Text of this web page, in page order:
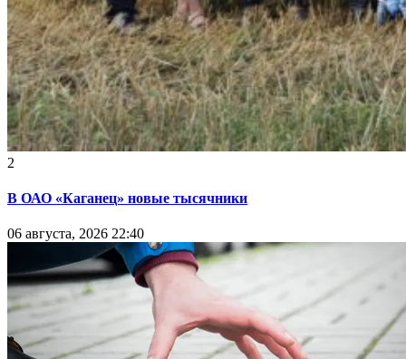
2
В ОАО «Каганец» новые тысячники
06 августа, 2026 22:40